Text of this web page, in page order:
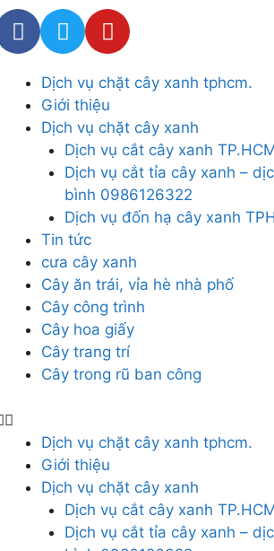
Dịch vụ chặt cây xanh tphcm.
Giới thiệu
Dịch vụ chặt cây xanh
Dịch vụ cắt cây xanh
Dịch vụ cắt tỉa cây xanh –
bình 0986126322
Dịch vụ đốn hạ cây xanh
Tin tức
cưa cây xanh
Cây ăn trái, vỉa hè nhà phố
Cây công trình
Cây hoa giấy
Cây trang trí
Cây trong rũ ban công
Dịch vụ chặt cây xanh tphcm.
Giới thiệu
Dịch vụ chặt cây xanh
Dịch vụ cắt cây xanh
Dịch vụ cắt tỉa cây xanh –